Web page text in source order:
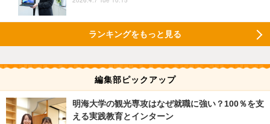
ランキングをもっと見る
編集部ピックアップ
明海大学の観光専攻はなぜ就職に強い？100％を支
える実践教育とインターン